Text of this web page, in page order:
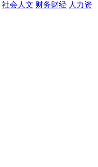
社会人文 财务财经 人力资